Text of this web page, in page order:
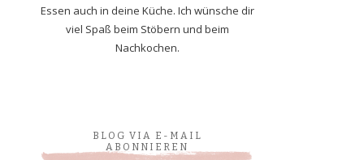
Essen auch in deine Küche. Ich wünsche dir
viel Spaß beim Stöbern und beim
Nachkochen.
BLOG VIA E-MAIL
ABONNIEREN